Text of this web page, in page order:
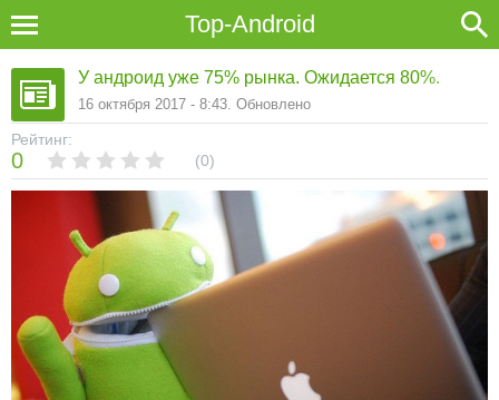
Top-Android
Рейтинг:
0 0
У андроид уже 75% рынка. Ожидается 80%.
16 октября 2017 - 8:43. Обновлено